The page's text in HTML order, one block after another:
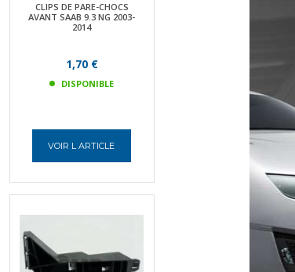
CLIPS DE PARE-CHOCS
AVANT SAAB 9.3 NG 2003-
2014
1,70 €
DISPONIBLE
VOIR L ARTICLE